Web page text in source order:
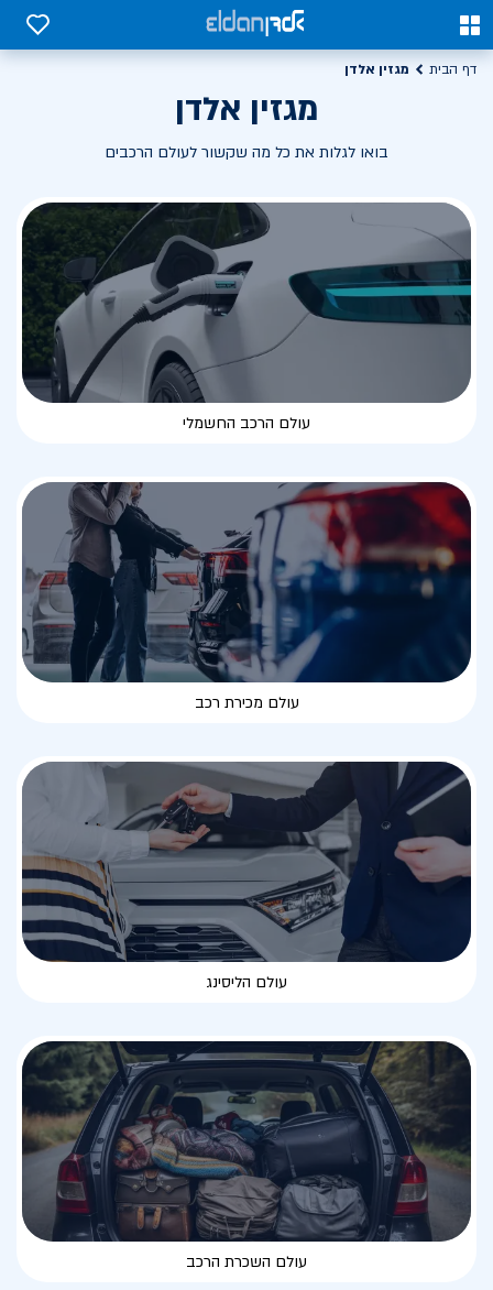
0
0
דף הבית מגזין אלדן
מגזין אלדן
בואו לגלות את כל מה שקשור לעולם הרכבים
עולם הרכב החשמלי
עולם מכירת רכב
עולם הליסינג
עולם השכרת הרכב